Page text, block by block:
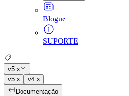
Blogue
SUPORTE
v5.x
v5.x
v4.x
Documentação